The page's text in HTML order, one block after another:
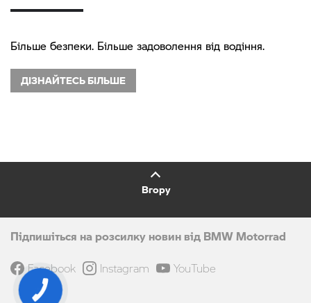
Більше безпеки. Більше задоволення від водіння.
ДІЗНАЙТЕСЬ БІЛЬШЕ
Вгору
Підпишіться на розсилку новин від BMW Motorrad
Facebook Instagram YouTube